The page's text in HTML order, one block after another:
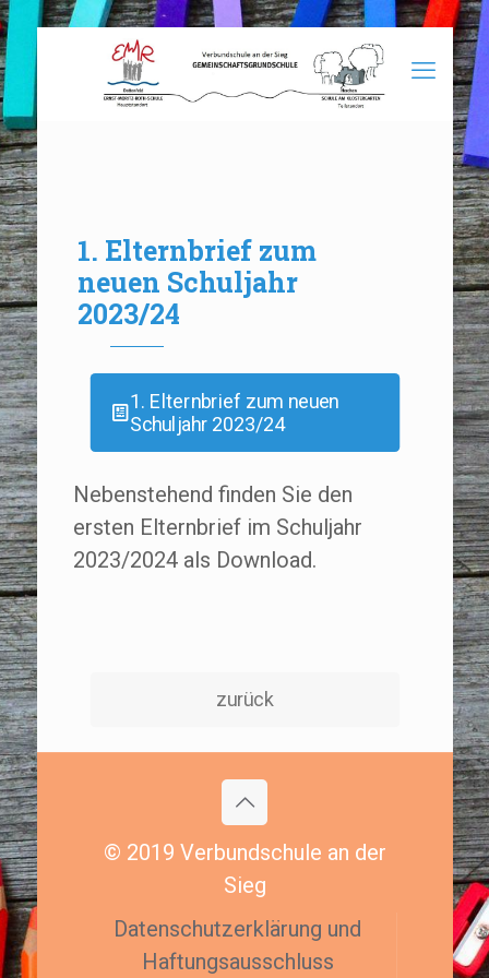
1. Elternbrief zum
neuen Schuljahr
2023/24
1. Elternbrief zum neuen
Schuljahr 2023/24
Nebenstehend finden Sie den
ersten Elternbrief im Schuljahr
2023/2024 als Download.
zurück
© 2019 Verbundschule an der
Sieg
Datenschutzerklärung und
Haftungsausschluss